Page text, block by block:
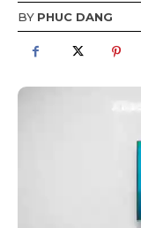
BY PHUC DANG